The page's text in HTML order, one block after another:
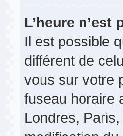
L’heure n’est
Il est possible
différent de
vous sur votre
fuseau horaire
Londres,